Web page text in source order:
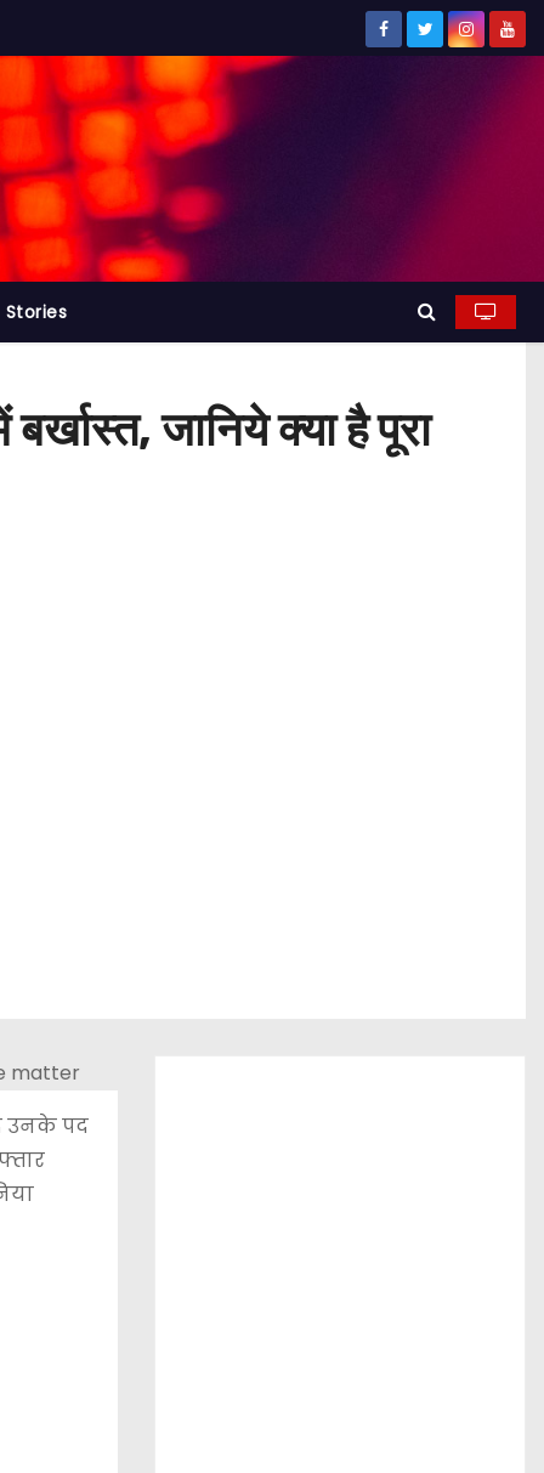
Stories
जानिये क्या है पूरा
पद